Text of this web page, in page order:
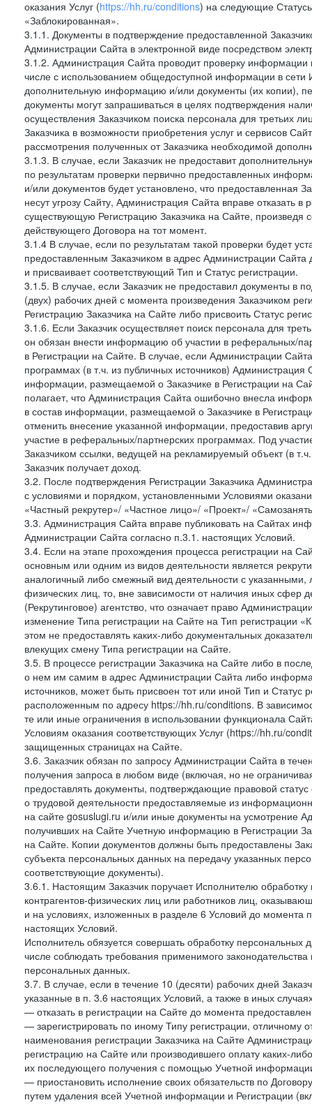
оказания Услуг (https://hh.ru/conditions) на следующие
«Заблокированная».
3.1.1. Документы в подтверждение предоставленной
Администрации Сайта в электронной виде посредством
3.1.2. Администрация Сайта проводит проверку информации
числе с использованием общедоступной информации в
дополнительную информацию и/или документы (их копии),
документы могут запрашиваться в целях подтверждения
осуществления Заказчиком поиска персонала для третьих
Заказчика в возможности приобретения услуг и сервисов
рассмотрения полученных от Заказчика необходимой
3.1.3. В случае, если Заказчик не предоставит
по результатам проверки первично предоставленных
и/или документов будет установлено, что предоставленная
несут угрозу Сайту, Администрация Сайта вправе отказать
существующую Регистрацию Заказчика на Сайте, произведя
действующего Договора на тот момент.
3.1.4 В случае, если по результатам такой проверки будет
предоставленным Заказчиком в адрес Администрации
и присваивает соответствующий Тип и Статус регистрации.
3.1.5. В случае, если Заказчик не предоставил документы в
(двух) рабочих дней с момента произведения Заказчиком
Регистрацию Заказчика на Сайте либо присвоить Статус
3.1.6. Если Заказчик осуществляет поиск персонала для
он обязан внести информацию об участии в реферальных/
в Регистрации на Сайте. В случае, если Администрации
программах (в т.ч. из публичных источников)
информации, размещаемой о Заказчике в Регистрации на
полагает, что Администрация Сайта ошибочно внесла
в состав информации, размещаемой о Заказчике в
отменить внесение указанной информации, предоставив
участие в реферальных/партнерских программах. Под
Заказчиком ссылки, ведущей на рекламируемый объект (в
Заказчик получает доход.
3.2. После подтверждения Регистрации Заказчика
с условиями и порядком, установленными Условиями
«Частный рекрутер»/ «Частное лицо»/ «Проект»/
3.3. Администрация Сайта вправе публиковать на Сайтах
Администрации Сайта согласно п.3.1. настоящих Условий.
3.4. Если на этапе прохождения процесса регистрации на
основным или одним из видов деятельности является
аналогичный либо смежный вид деятельности с
физических лиц, то, вне зависимости от наличия иных сфер
(Рекрутинговое) агентство, что означает право
изменение Типа регистрации на Сайте на Тип регистрации
этом не предоставлять каких-либо документальных
влекущих смену Типа регистрации на Сайте.
3.5. В процессе регистрации Заказчика на Сайте либо в
о нем им самим в адрес Администрации Сайта либо
источников, может быть присвоен тот или иной Тип и
расположенным по адресу https://hh.ru/conditions. В
те или иные ограничения в использовании функционала
Условиям оказания соответствующих Услуг (https://hh.ru/
защищенных страницах на Сайте.
3.6. Заказчик обязан по запросу Администрации Сайта в
получения запроса в любом виде (включая, но не
предоставлять документы, подтверждающие правовой
о трудовой деятельности предоставляемые из
на сайте gosuslugi.ru и/или иные документы на усмотрение
получивших на Сайте Учетную информацию в Регистрации
на Сайте. Копии документов должны быть предоставлены
субъекта персональных данных на передачу указанных
соответствующие документы).
3.6.1. Настоящим Заказчик поручает Исполнителю
контрагентов-физических лиц или работников лиц,
и на условиях, изложенных в разделе 6 Условий до момента
настоящих Условий.
Исполнитель обязуется совершать обработку
числе соблюдать требования применимого
персональных данных.
3.7. В случае, если в течение 10 (десяти) рабочих дней
указанные в п. 3.6 настоящих Условий, а также в иных
— отказать в регистрации на Сайте до момента
— зарегистрировать по иному Типу регистрации, отличному
наименования регистрации Заказчика на Сайте
регистрацию на Сайте или производившего оплату каких-
их последующего получения с помощью Учетной
— приостановить исполнение своих обязательств по
путем удаления всей Учетной информации и Регистрации